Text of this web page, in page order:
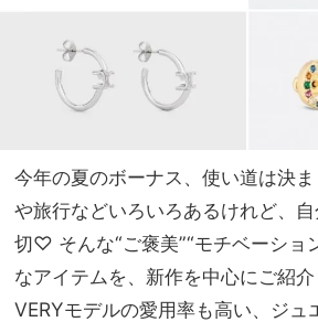
今年の夏のボーナス、使い道は決
や旅行などいろいろあるけれど、
切♡ そんな“ご褒美”“モチベーショ
なアイテムを、新作を中心にご紹
VERYモデルの愛用率も高い、ジュ